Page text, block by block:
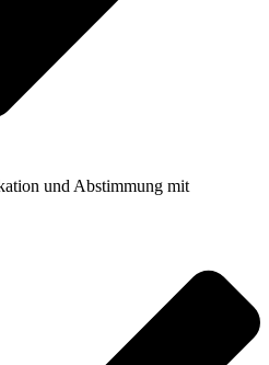
und Abstimmung mit